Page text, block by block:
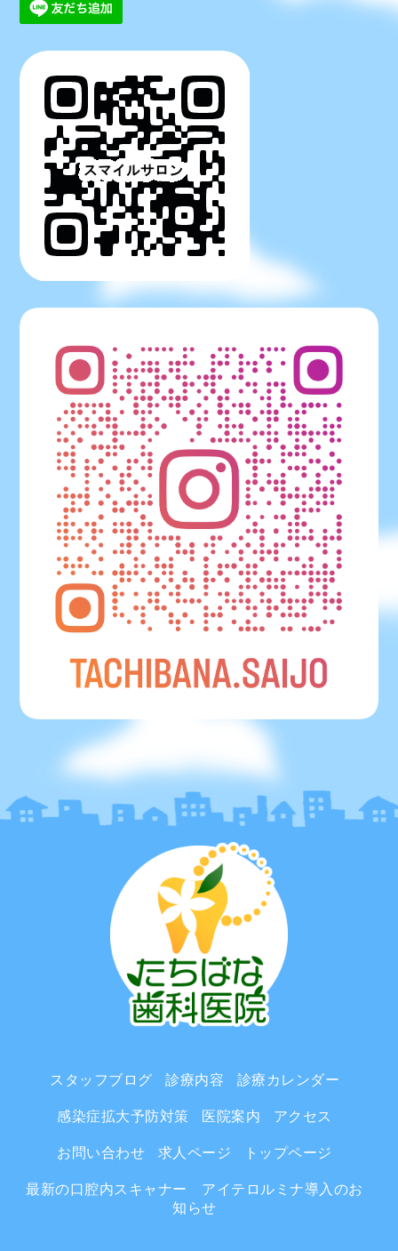
スタッフブログ 診療内容 診療カレンダー
感染症拡大予防対策 医院案内 アクセス
お問い合わせ 求人ページ トップページ
最新の口腔内スキャナー アイテロルミナ導入のお
知らせ